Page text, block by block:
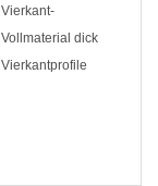
Vierkant-
Vollmaterial dick
Vierkantprofile